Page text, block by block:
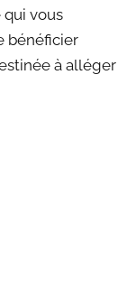
qui vous
bénéficier
à alléger